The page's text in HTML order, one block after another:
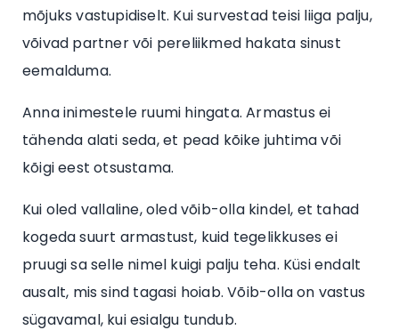
mõjuks vastupidiselt. Kui survestad teisi liiga palju,
võivad partner või pereliikmed hakata sinust
eemalduma.
Anna inimestele ruumi hingata. Armastus ei
tähenda alati seda, et pead kõike juhtima või
kõigi eest otsustama.
Kui oled vallaline, oled võib-olla kindel, et tahad
kogeda suurt armastust, kuid tegelikkuses ei
pruugi sa selle nimel kuigi palju teha. Küsi endalt
ausalt, mis sind tagasi hoiab. Võib-olla on vastus
sügavamal, kui esialgu tundub.